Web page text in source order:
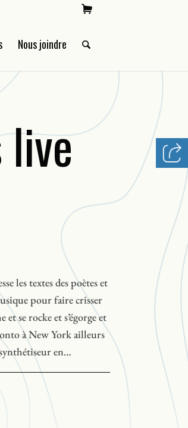
Nous joindre
les textes des poètes et
pour faire crisser
et se rocke et s’égorge et
à New York ailleurs
en
ça explose ça s’écoute
Jean Marc Dalpé,